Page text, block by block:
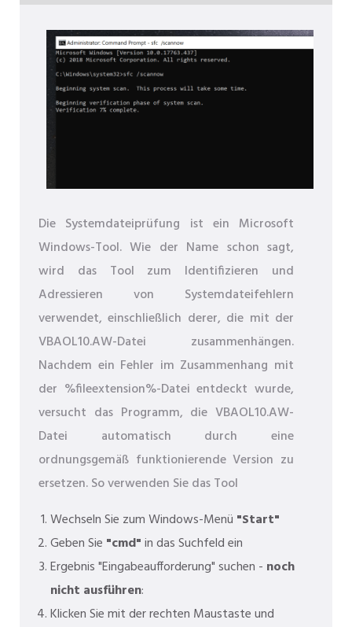
Die Systemdateiprüfung ist ein Microsoft
Windows-Tool. Wie der Name schon sagt,
wird das Tool zum Identifizieren und
Adressieren von Systemdateifehlern
verwendet, einschließlich derer, die mit der
VBAOL10.AW-Datei zusammenhängen.
Nachdem ein Fehler im Zusammenhang mit
der %fileextension%-Datei entdeckt wurde,
versucht das Programm, die VBAOL10.AW-
Datei automatisch durch eine
ordnungsgemäß funktionierende Version zu
ersetzen. So verwenden Sie das Tool
Wechseln Sie zum Windows-Menü "Start"
Geben Sie "cmd"in das Suchfeld ein
Ergebnis "Eingabeaufforderung" suchen - noch
nicht ausführen:
Klicken Sie mit der rechten Maustaste und